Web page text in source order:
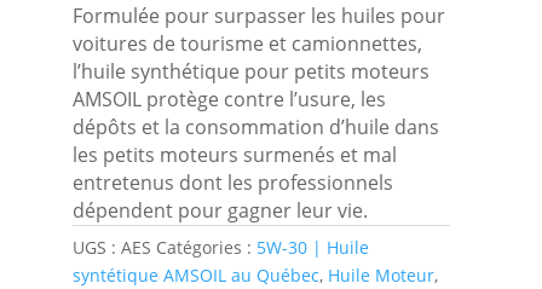
Formulée pour surpasser les huiles pour
voitures de tourisme et camionnettes,
l’huile synthétique pour petits moteurs
AMSOIL protège contre l’usure, les
dépôts et la consommation d’huile dans
les petits moteurs surmenés et mal
entretenus dont les professionnels
dépendent pour gagner leur vie.
UGS : AES Catégories : 5W-30 | Huile
syntétique AMSOIL au Québec, Huile Moteur,